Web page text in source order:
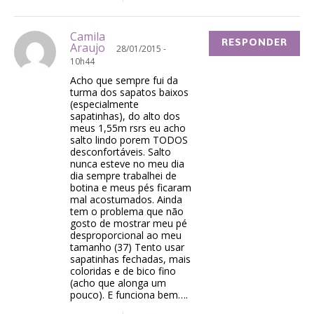
Camila
Araujo
28/01/2015 -
10h44
Acho que sempre fui da
turma dos sapatos baixos
(especialmente
sapatinhas), do alto dos
meus 1,55m rsrs eu acho
salto lindo porem TODOS
desconfortáveis. Salto
nunca esteve no meu dia
dia sempre trabalhei de
botina e meus pés ficaram
mal acostumados. Ainda
tem o problema que não
gosto de mostrar meu pé
desproporcional ao meu
tamanho (37) Tento usar
sapatinhas fechadas, mais
coloridas e de bico fino
(acho que alonga um
pouco). E funciona bem….
RESPONDER